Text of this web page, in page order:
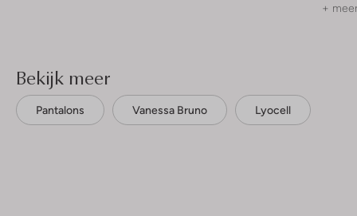
+
Bekijk meer
Pantalons Vanessa Bruno Lyocell